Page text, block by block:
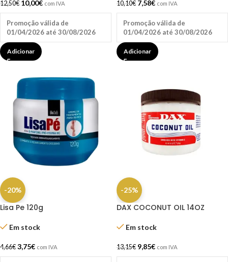
12,50€ 10,00€ com IVA
Promoção válida de
01/04/2026 até 30/08/2026
Adicionar
10,10€ 7,58€ com IVA
Promoção válida de
01/04/2026 até 30/08/2026
Adicionar
-20%
Lisa Pe 120g
Em stock
4,66€ 3,75€ com IVA
-25%
DAX COCONUT OIL 14OZ
Em stock
13,15€ 9,85€ com IVA